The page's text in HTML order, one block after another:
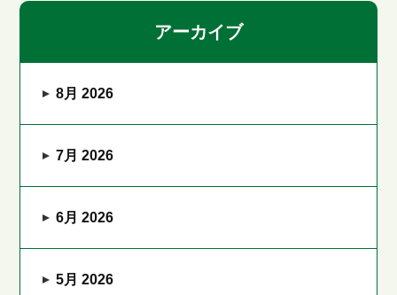
アーカイブ
8月 2026
7月 2026
6月 2026
5月 2026